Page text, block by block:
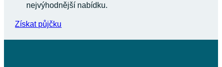
nejvýhodnější nabídku.
Získat půjčku